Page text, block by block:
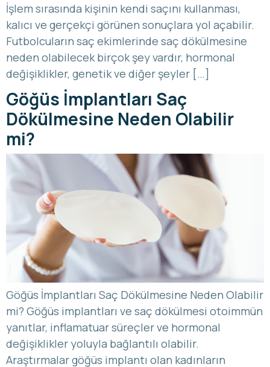
İşlem sırasında kişinin kendi saçını kullanması,
kalıcı ve gerçekçi görünen sonuçlara yol açabilir.
Futbolcuların saç ekimlerinde saç dökülmesine
neden olabilecek birçok şey vardır, hormonal
değişiklikler, genetik ve diğer şeyler […]
Göğüs İmplantları Saç
Dökülmesine Neden Olabilir
mi?
Göğüs İmplantları Saç Dökülmesine Neden Olabilir
mi? Göğüs implantları ve saç dökülmesi otoimmün
yanıtlar, inflamatuar süreçler ve hormonal
değişiklikler yoluyla bağlantılı olabilir.
Araştırmalar göğüs implantı olan kadınların